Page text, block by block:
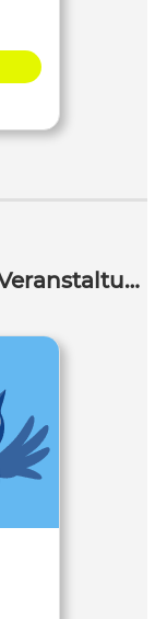
Bildungsangebote, Termine, Veranstaltungen